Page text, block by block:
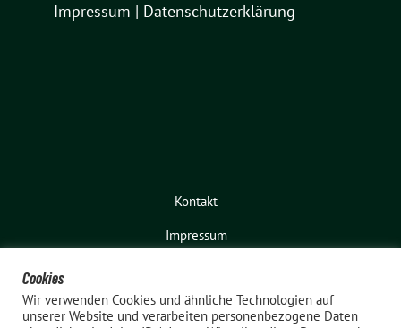
Impressum | Datenschutzerklärung
Kontakt
Impressum
Cookies
Wir verwenden Cookies und ähnliche Technologien auf
unserer Website und verarbeiten personenbezogene Daten